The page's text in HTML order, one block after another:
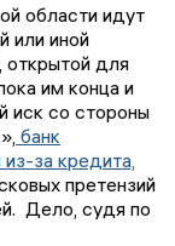
области идут
или иной
открытой для
им конца и
иск со стороны
банк
за кредита,
претензий
Дело, судя по